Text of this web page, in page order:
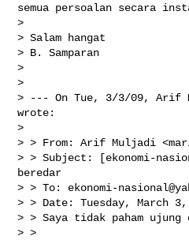
semua persoalan secara
>
> Salam hangat
> B. Samparan
>
>
> --- On Tue, 3/3/09, Arif
wrote:
>
> > From: Arif Muljadi
> > Subject: [ekonomi-
beredar
> > To: ekonomi-
> > Date: Tuesday, March
> > Saya tidak paham
> >